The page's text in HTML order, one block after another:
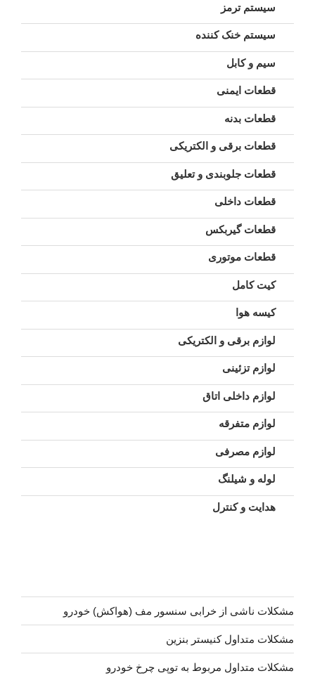
سیستم ترمز
سیستم خنک کننده
سیم و کابل
قطعات ایمنی
قطعات بدنه
قطعات برقی و الکتریکی
قطعات جلوبندی و تعلیق
قطعات داخلی
قطعات گیربکس
قطعات موتوری
کیت کامل
کیسه هوا
لوازم برقی و الکتریکی
لوازم تزئینی
لوازم داخلی اتاق
لوازم متفرقه
لوازم مصرفی
لوله و شیلنگ
هدایت و کنترل
مشکلات ناشی از خرابی سنسور مف (هواکش) خودرو
مشکلات متداول کنیستر بنزین
مشکلات متداول مربوط به توپی چرخ خودرو